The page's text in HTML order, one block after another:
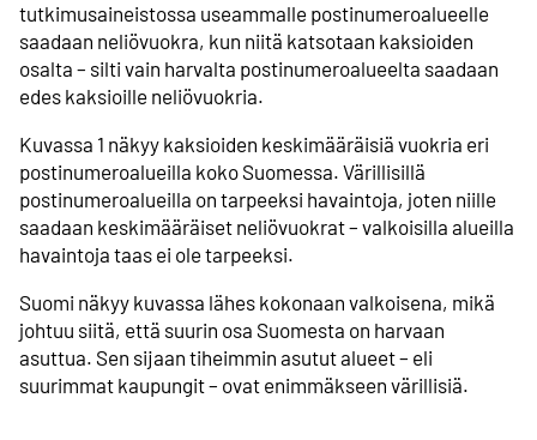
tutkimusaineistossa useammalle postinumeroalueelle
saadaan neliövuokra, kun niitä katsotaan kaksioiden
osalta – silti vain harvalta postinumeroalueelta saadaan
edes kaksioille neliövuokria.
Kuvassa 1 näkyy kaksioiden keskimääräisiä vuokria eri
postinumeroalueilla koko Suomessa. Värillisillä
postinumeroalueilla on tarpeeksi havaintoja, joten niille
saadaan keskimääräiset neliövuokrat – valkoisilla alueilla
havaintoja taas ei ole tarpeeksi.
Suomi näkyy kuvassa lähes kokonaan valkoisena, mikä
johtuu siitä, että suurin osa Suomesta on harvaan
asuttua. Sen sijaan tiheimmin asutut alueet – eli
suurimmat kaupungit – ovat enimmäkseen värillisiä.